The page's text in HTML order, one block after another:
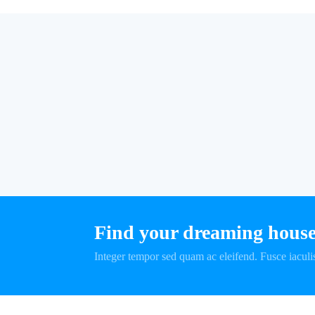
Find your dreaming
Integer tempor sed quam ac eleifend. Fusce